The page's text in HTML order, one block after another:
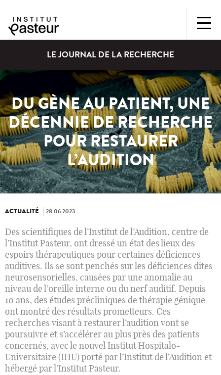
LE JOURNAL DE LA RECHERCHE
DU GÈNE AU PATIENT, UNE
DÉCENNIE DE RECHERCHE
POUR RESTAURER
L’AUDITION
ACTUALITÉ 28.06.2023
Des scientifiques de l’Institut de l’Audition, centre de
l’Institut Pasteur, ont dressé un état des lieux des
espoirs thérapeutiques pour certaines déficiences
auditives. Ils se sont penchés sur les déficiences dites
neurosensorielles, causées par une anomalie au
niveau de l’oreille interne ou du nerf auditif. Depuis
10 ans, des études précliniques de thérapie génique
ont montré des résultats prometteurs. Ces
recherches visant à restaurer l’audition vont se
poursuivre et s’accélérer au plus près des patients
concernés, avec le nouvel Institut Hospitalo-
Universitaire (IHU) porté par l’Institut de l’Audition et
hébergé par l’Institut Pasteur.